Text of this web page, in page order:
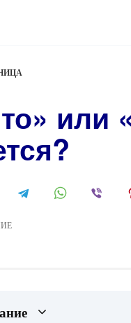
или